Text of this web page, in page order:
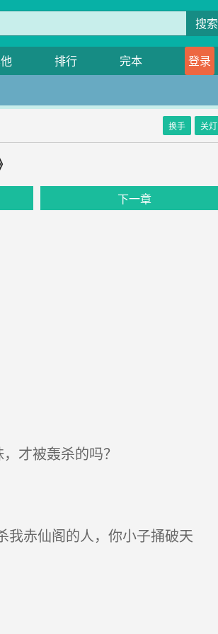
搜索
排行 完本 登录
换手 关灯
下一章
才被轰杀的吗？
赤仙阁的人，你小子捅破天